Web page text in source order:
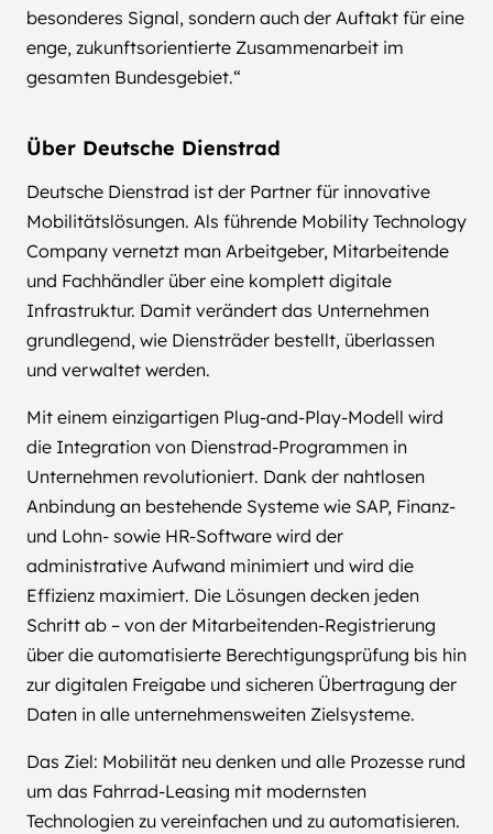
besonderes Signal, sondern auch der Auftakt für eine
enge, zukunftsorientierte Zusammenarbeit im
gesamten Bundesgebiet.“
Über Deutsche Dienstrad
Deutsche Dienstrad ist der Partner für innovative
Mobilitätslösungen. Als führende Mobility Technology
Company vernetzt man Arbeitgeber, Mitarbeitende
und Fachhändler über eine komplett digitale
Infrastruktur. Damit verändert das Unternehmen
grundlegend, wie Diensträder bestellt, überlassen
und verwaltet werden.
Mit einem einzigartigen Plug-and-Play-Modell wird
die Integration von Dienstrad-Programmen in
Unternehmen revolutioniert. Dank der nahtlosen
Anbindung an bestehende Systeme wie SAP, Finanz-
und Lohn- sowie HR-Software wird der
administrative Aufwand minimiert und wird die
Effizienz maximiert. Die Lösungen decken jeden
Schritt ab – von der Mitarbeitenden-Registrierung
über die automatisierte Berechtigungsprüfung bis hin
zur digitalen Freigabe und sicheren Übertragung der
Daten in alle unternehmensweiten Zielsysteme.
Das Ziel: Mobilität neu denken und alle Prozesse rund
um das Fahrrad-Leasing mit modernsten
Technologien zu vereinfachen und zu automatisieren.